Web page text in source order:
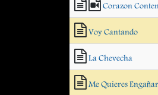
Corazon
Voy Cantando
La Chevecha
Me Quieres